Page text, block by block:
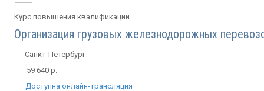
Курс повышения квалификации
Организация грузовых железнодорожных
Санкт-Петербург
59 640 р.
Доступна онлайн-трансляция